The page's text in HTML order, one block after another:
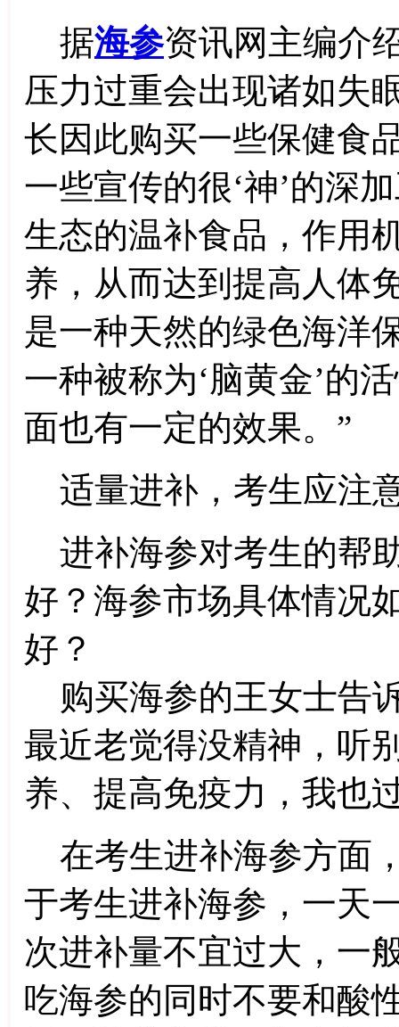
据海参资讯网主编介
压力过重会出现诸如失
长因此购买一些保健食
一些宣传的很‘神’的深
生态的温补食品，作用
养，从而达到提高人体
是一种天然的绿色海洋
一种被称为‘脑黄金’的
面也有一定的效果。”
适量进补，考生应注
进补海参对考生的帮
好？海参市场具体情况
好？
购买海参的王女士告
最近老觉得没精神，听
养、提高免疫力，我也
在考生进补海参方面
于考生进补海参，一天
次进补量不宜过大，一
吃海参的同时不要和酸